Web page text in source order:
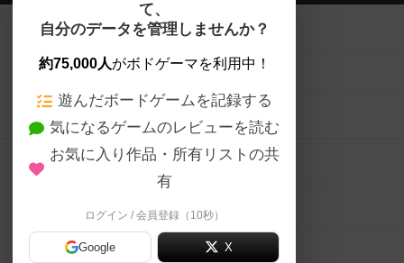
て、
自分のデータを管理しませんか？
約75,000人がボドゲーマを利用中！
遊んだボードゲームを記録する
気になるゲームのレビューを読む
お気に入り作品・所有リストの共
有
ログイン / 会員登録（10秒）
Google X
ボードゲームを検索する
ボードゲームの新着レビュー
ボードゲーム会情報
メカニクス特集
掲示板・トピックス
ボドとも・会員一覧